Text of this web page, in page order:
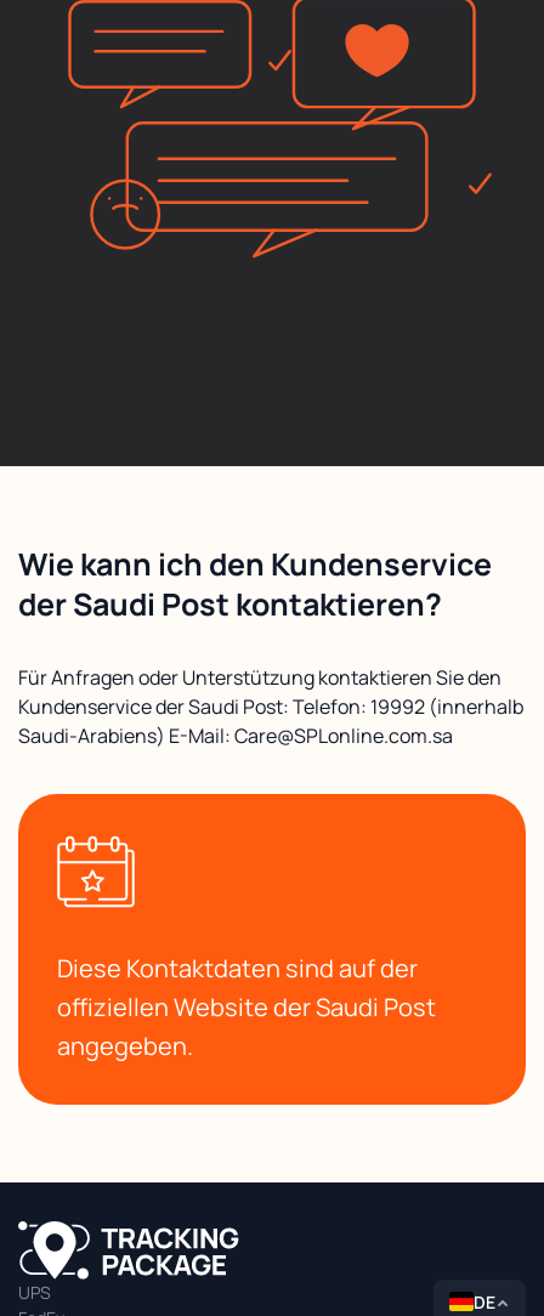
Wie kann ich den Kundenservice
der Saudi Post kontaktieren?
Für Anfragen oder Unterstützung kontaktieren Sie den
Kundenservice der Saudi Post: Telefon: 19992 (innerhalb
Saudi-Arabiens) E-Mail: Care@SPLonline.com.sa
Diese Kontaktdaten sind auf der
offiziellen Website der Saudi Post
angegeben.
UPS
DE